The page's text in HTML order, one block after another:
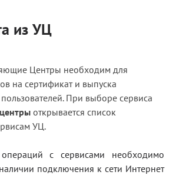
КриптоАРМ Mobile
КриптоАРМ Документы
КриптоАРМ для 1С-Битрикс
Решения
Документация
из УЦ
Центры необходим для
на сертификат и выпуска
При выборе сервиса
открывается список
УЦ.
с сервисами необходимо
подключения к сети Интернет